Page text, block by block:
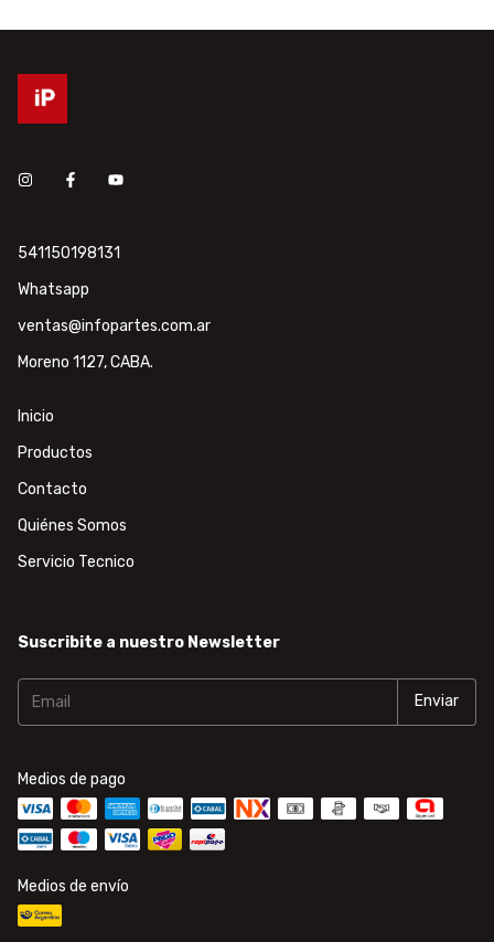
541150198131
Whatsapp
ventas@infopartes.com.ar
Moreno 1127, CABA.
Inicio
Productos
Contacto
Quiénes Somos
Servicio Tecnico
Suscribite a nuestro Newsletter
Medios de pago
Medios de envío